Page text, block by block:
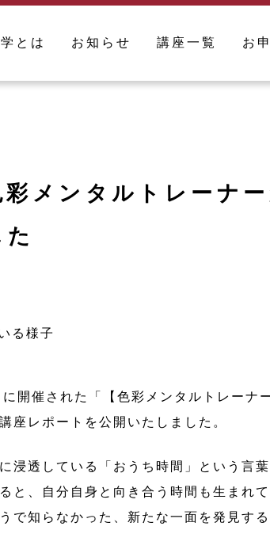
とは お知らせ 講座一覧 お
彩メンタルトレーナ
開催された「【色彩メンタルトレーナ
座レポートを公開いたしました。
浸透している「おうち時間」という言葉
と、自分自身と向き合う時間も生まれて
で知らなかった、新たな一面を発見す